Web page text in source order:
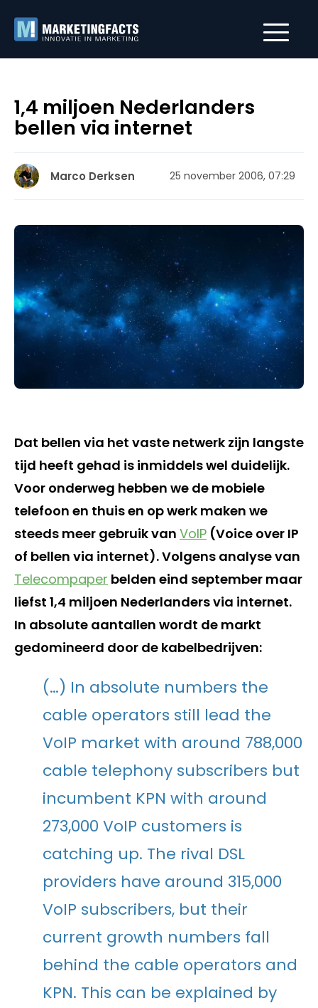
1,4 miljoen Nederlanders
bellen via internet
Marco Derksen 25 november 2006, 07:29
Dat bellen via het vaste netwerk zijn langste
tijd heeft gehad is inmiddels wel duidelijk.
Voor onderweg hebben we de mobiele
telefoon en thuis en op werk maken we
steeds meer gebruik van VoIP (Voice over IP
of bellen via internet). Volgens analyse van
Telecompaper belden eind september maar
liefst 1,4 miljoen Nederlanders via internet.
In absolute aantallen wordt de markt
gedomineerd door de kabelbedrijven:
(…) In absolute numbers the
cable operators still lead the
VoIP market with around 788,000
cable telephony subscribers but
incumbent KPN with around
273,000 VoIP customers is
catching up. The rival DSL
providers have around 315,000
VoIP subscribers, but their
current growth numbers fall
behind the cable operators and
KPN. This can be explained by